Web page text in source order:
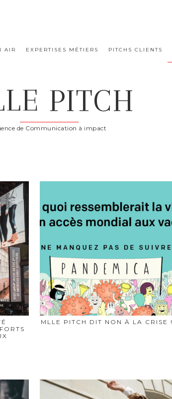
AIR EXPERTISES MÉTIERS PITCHS CLIENTS
PITCH
de Communication à impact
MLLE PITCH DIT NON À LA CRISE !